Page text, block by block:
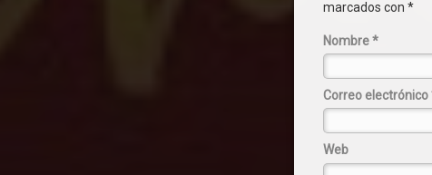
marcados con *
Nombre*
Correo electrónico
Web